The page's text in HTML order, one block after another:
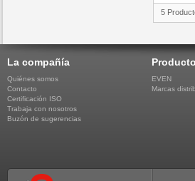
5
La compañía
Quiénes somos
Contacto
Certificación ISO
Trabaja con nosotros
Buzón de sugerencias
EVEN
Marcas